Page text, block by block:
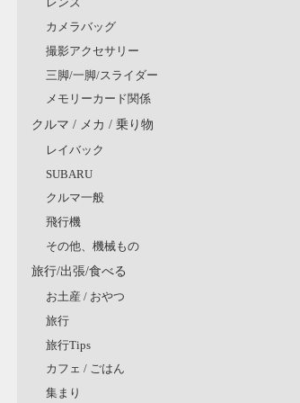
カメラバッグ
撮影アクセサリー
三脚/一脚/スライダー
メモリーカード関係
クルマ / メカ / 乗り物
レイバック
SUBARU
クルマ一般
飛行機
その他、機械もの
旅行/出張/食べる
お土産 / おやつ
旅行
旅行Tips
カフェ / ごはん
集まり